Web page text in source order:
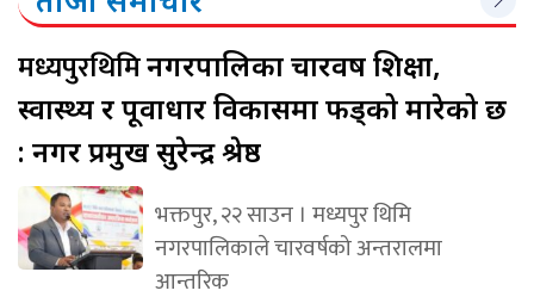
मध्यपुरथिमिनगरपालिका चारवर्ष शिक्षा,
स्वास्थ्य र पूर्वाधार विकासमा फड्को मारेको छ
: नगर प्रमुख सुरेन्द्र श्रेष्ठ
भक्तपुर, २२ साउन । मध्यपुर थिमि
नगरपालिकाले चारवर्षको अन्तरालमा
आन्तरिक